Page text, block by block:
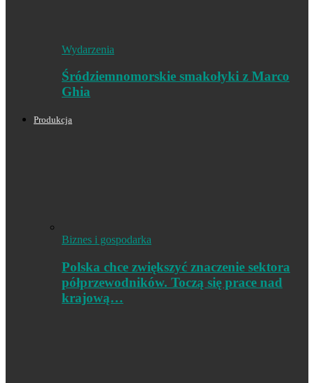
Wydarzenia
Śródziemnomorskie smakołyki z Marco
Ghia
Produkcja
Biznes i gospodarka
Polska chce zwiększyć znaczenie sektora
półprzewodników. Toczą się prace nad
krajową…